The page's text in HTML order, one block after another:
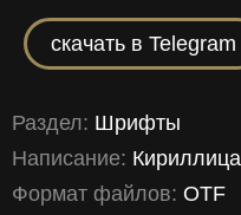
скачать в Telegram
Раздел: Шрифты
Написание: Кириллица
Формат файлов: OTF